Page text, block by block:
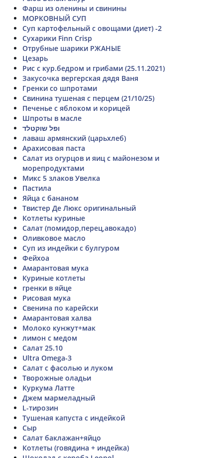
Фарш из оленины и свинины
МОРКОВНЫЙ СУП
Суп картофельный с овощами (диет) -2
Сухарики Finn Crisp
Отрубные шарики РЖАНЫЕ
Цезарь
Рис с кур.бедром и грибами (25.11.2021)
Закусочка вергерская дядя Ваня
Гренки со шпротами
Свинина тушеная с перцем (21/10/25)
Печенье с яблоком и корицей
Шпроты в масле
ופל שוקטלד
лаваш армянский (царьхлеб)
Арахисовая паста
Салат из огурцов и яиц с майонезом и
морепродуктами
Микс 5 злаков Увелка
Пастила
Яйца с бананом
Твистер Де Люкс оригинальный
Котлеты куриные
Салат (помидор,перец,авокадо)
Оливковое масло
Суп из индейки с булгуром
Фейхоа
Амарантовая мука
Куриные котлеты
гренки в яйце
Рисовая мука
Свенина по карейски
Амарантовая халва
Молоко кунжут+мак
лимон с медом
Салат 25.10
Ultra Omega-3
Салат с фасолью и луком
Творожные оладьи
Куркума Латте
Джем мармеладный
L-тирозин
Тушеная капуста с индейкой
Сыр
Салат баклажан+яйцо
Котлеты (говядина + индейка)